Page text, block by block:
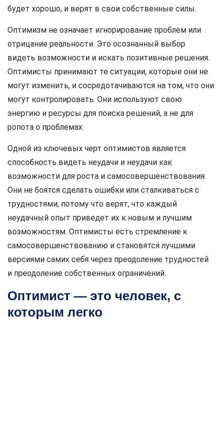
будет хорошо, и верят в свои собственные силы.
Оптимизм не означает игнорирование проблем или
отрицание реальности. Это осознанный выбор
видеть возможности и искать позитивные решения.
Оптимисты принимают те ситуации, которые они не
могут изменить, и сосредотачиваются на том, что они
могут контролировать. Они используют свою
энергию и ресурсы для поиска решений, а не для
ропота о проблемах.
Одной из ключевых черт оптимистов является
способность видеть неудачи и неудачи как
возможности для роста и самосовершенствования.
Они не боятся сделать ошибки или сталкиваться с
трудностями, потому что верят, что каждый
неудачный опыт приведет их к новым и лучшим
возможностям. Оптимисты есть стремление к
самосовершенствованию и становятся лучшими
версиями самих себя через преодоление трудностей
и преодоление собственных ограничений.
Оптимист — это человек, с
которым легко